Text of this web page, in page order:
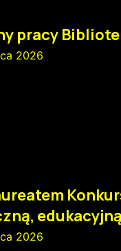
pracy
2026
2026